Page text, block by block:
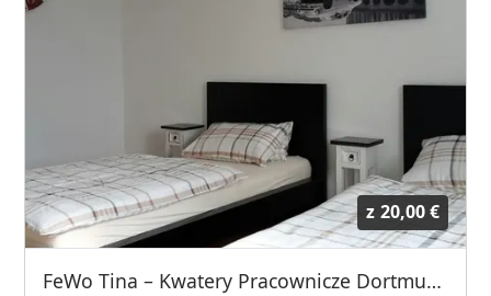
z 20,00 €
FeWo Tina – Kwatery Pracownicze Dortmund, Unna, Lünen, Bergkamen